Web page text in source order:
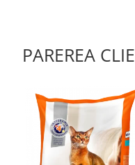
PAREREA